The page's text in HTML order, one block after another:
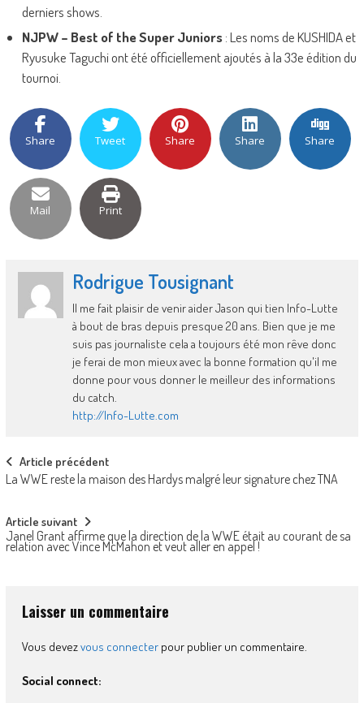
derniers shows.
NJPW – Best of the Super Juniors: Les noms de KUSHIDA et
Ryusuke Taguchi ont été officiellement ajoutés à la 33e édition du
tournoi.
Share Tweet Share Share Share
Mail Print
Rodrigue Tousignant
Il me fait plaisir de venir aider Jason qui tien Info-Lutte
à bout de bras depuis presque 20 ans. Bien que je me
suis pas journaliste cela a toujours été mon rêve donc
je ferai de mon mieux avec la bonne formation qu'il me
donne pour vous donner le meilleur des informations
du catch.
http://Info-Lutte.com
Post
navigation
Article précédent
La WWE reste la maison des Hardys malgré leur signature chez TNA
Article suivant
Janel Grant affirme que la direction de la WWE était au courant de sa
relation avec Vince McMahon et veut aller en appel !
Laisser un commentaire
Vous devezvous connecterpour publier un commentaire.
Social connect: